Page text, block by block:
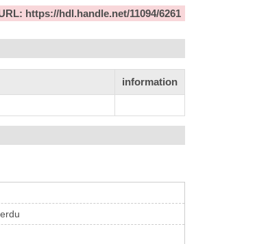
https://hdl.handle.net/11094/6261
information